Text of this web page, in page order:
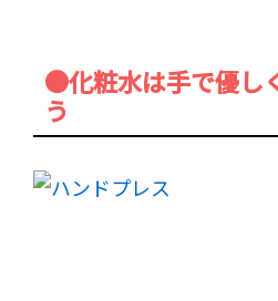
●化粧水は手で優し
う